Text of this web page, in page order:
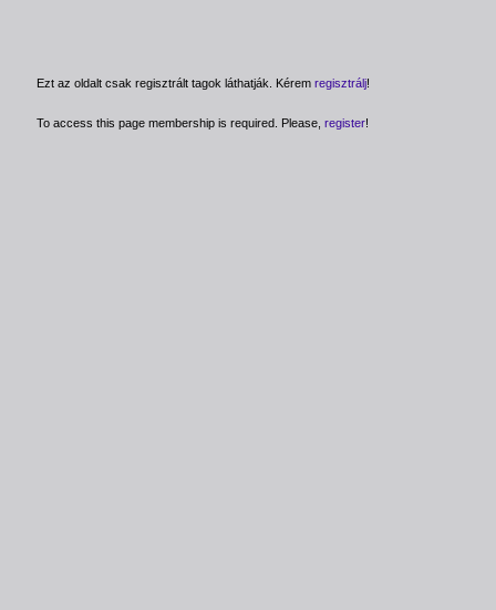
Ezt az oldalt csak regisztrált tagok láthatják. Kérem regisztrálj!
To access this page membership is required. Please, register!